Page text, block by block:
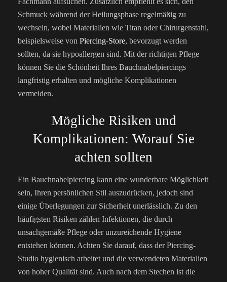
Schmuck während der Heilungsphase regelmäßig zu
wechseln, wobei Materialien wie Titan oder Chirurgenstahl,
beispielsweise von Piercing-Store, bevorzugt werden
sollten, da sie hypoallergen sind. Mit der richtigen Pflege
können Sie die Schönheit Ihres Bauchnabelpiercings
langfristig erhalten und mögliche Komplikationen
vermeiden.
Mögliche Risiken und
Komplikationen: Worauf Sie
achten sollten
Ein Bauchnabelpiercing kann eine wunderbare Möglichkeit
sein, Ihren persönlichen Stil auszudrücken, jedoch sind
einige Überlegungen zur Sicherheit unerlässlich. Zu den
häufigsten Risiken zählen Infektionen, die durch
unsachgemäße Pflege oder unzureichende Hygiene
entstehen können. Achten Sie darauf, dass der Piercing-
Studio hygienisch arbeitet und die verwendeten Materialien
von hoher Qualität sind. Auch nach dem Stechen ist die